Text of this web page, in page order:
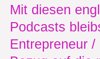
Mit diesen
Podcasts
Entrepreneur
englischsprachigen
Podcasts
bleibst
als
Entrepreneur